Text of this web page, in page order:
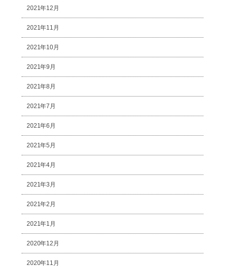
2021年12月
2021年11月
2021年10月
2021年9月
2021年8月
2021年7月
2021年6月
2021年5月
2021年4月
2021年3月
2021年2月
2021年1月
2020年12月
2020年11月